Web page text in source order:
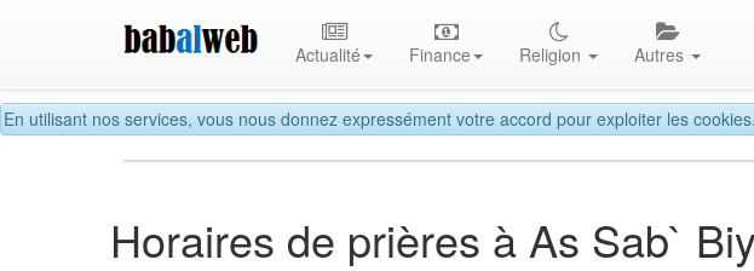
En utilisant nos services, vous nous donnez expressément votre accord pour exploiter les cookies.
Actualité Finance Religion Autres
Horaires de prières à As Sab`